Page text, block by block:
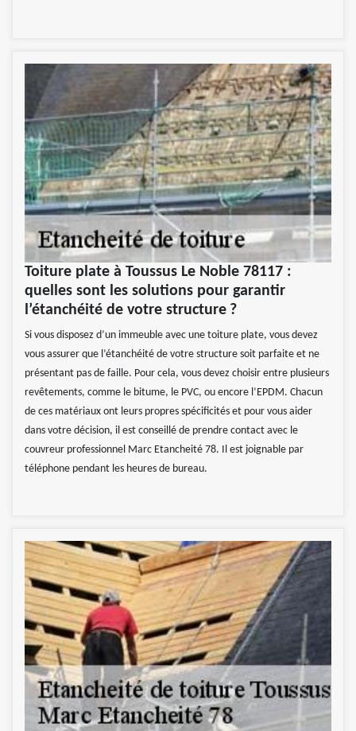
Toiture plate à Toussus Le Noble 78117 :
quelles sont les solutions pour garantir
l’étanchéité de votre structure ?
Si vous disposez d’un immeuble avec une toiture plate, vous devez
vous assurer que l’étanchéité de votre structure soit parfaite et ne
présentant pas de faille. Pour cela, vous devez choisir entre plusieurs
revêtements, comme le bitume, le PVC, ou encore l’EPDM. Chacun
de ces matériaux ont leurs propres spécificités et pour vous aider
dans votre décision, il est conseillé de prendre contact avec le
couvreur professionnel Marc Etancheité 78. Il est joignable par
téléphone pendant les heures de bureau.